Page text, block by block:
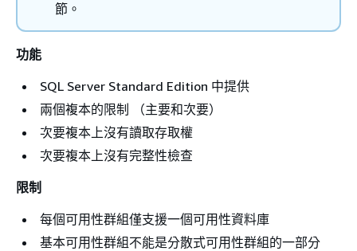
節。
功能
SQL Server Standard Edition 中提供
兩個複本的限制 （主要和次要）
次要複本上沒有讀取存取權
次要複本上沒有完整性檢查
限制
每個可用性群組僅支援一個可用性資料庫
基本可用性群組不能是分散式可用性群組的一部分